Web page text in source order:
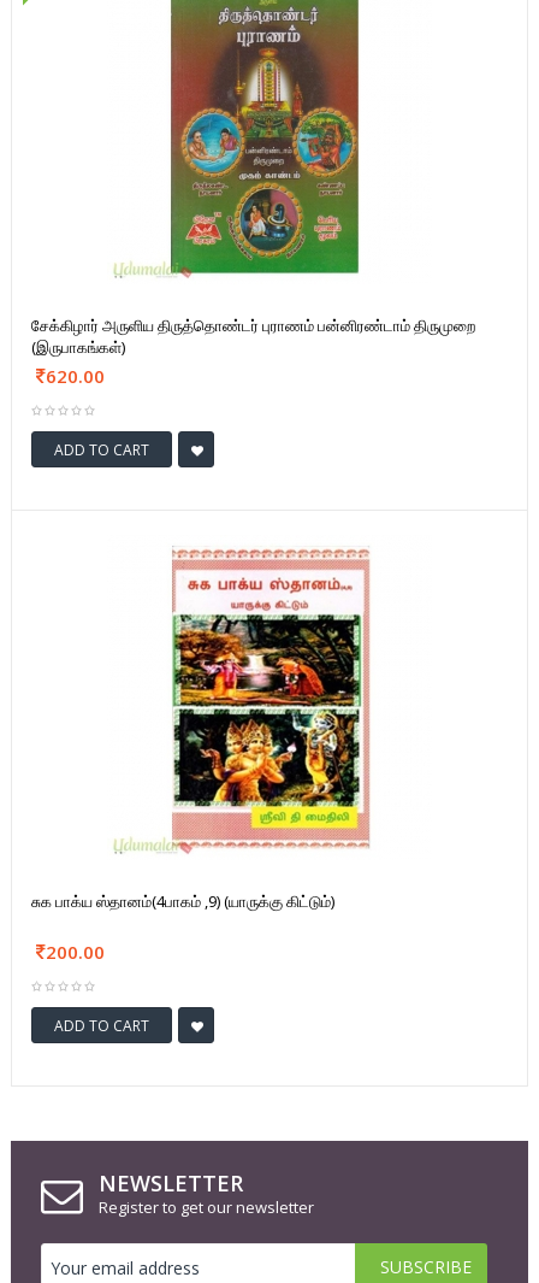
சேக்கிழார் அருளிய திருத்தொண்டர் புராணம் பன்னிரண்டாம் திருமுறை
(இருபாகங்கள்)
620.00
ADD TO CART
சுக பாக்ய ஸ்தானம்(4பாகம் ,9) (யாருக்கு கிட்டும்)
200.00
ADD TO CART
NEWSLETTER
Register to get our newsletter